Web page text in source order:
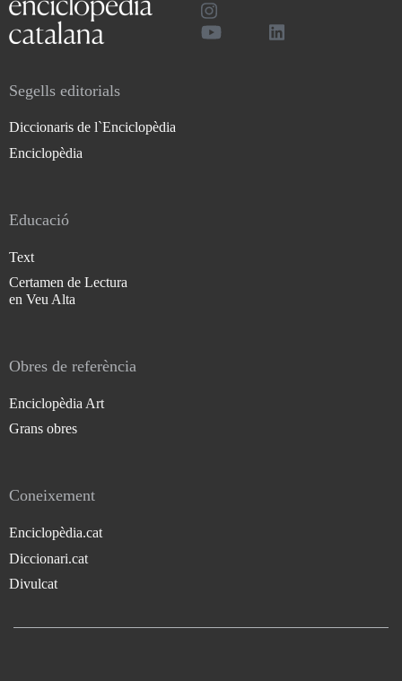
Segells editorials
Diccionaris de l`Enciclopèdia
Enciclopèdia
Educació
Text
Certamen de Lectura
en Veu Alta
Obres de referència
Enciclopèdia Art
Grans obres
Coneixement
Enciclopèdia.cat
Diccionari.cat
Divulcat